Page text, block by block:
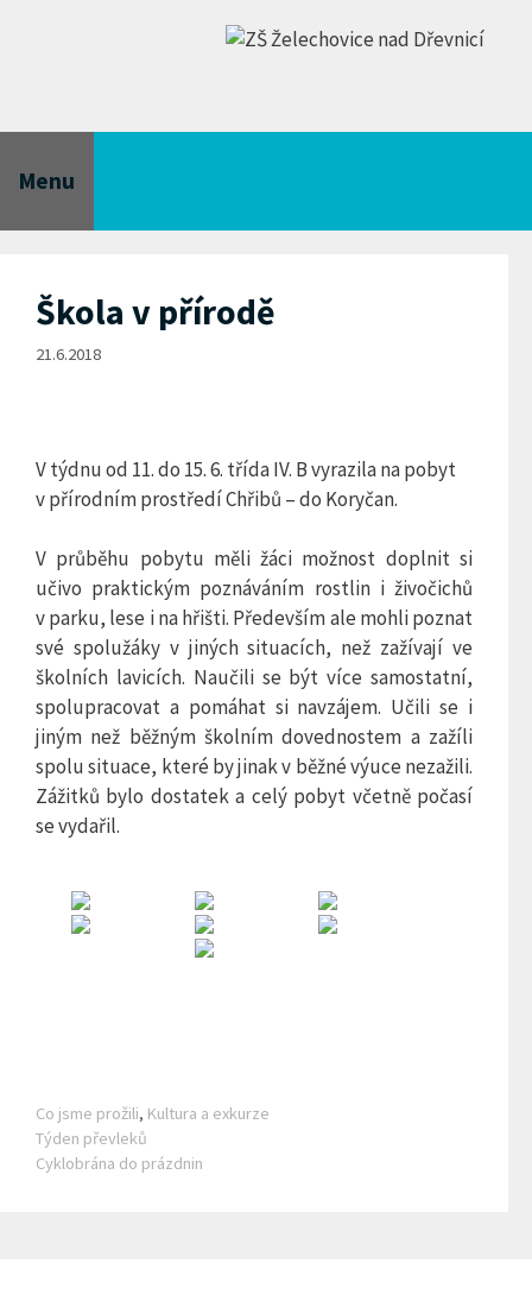
Menu
Škola v přírodě
21.6.2018
V týdnu od 11. do 15. 6. třída IV. B vyrazila na pobyt
v přírodním prostředí Chřibů – do Koryčan.
V průběhu pobytu měli žáci možnost doplnit si
učivo praktickým poznáváním rostlin i živočichů
v parku, lese i na hřišti. Především ale mohli poznat
své spolužáky v jiných situacích, než zažívají ve
školních lavicích. Naučili se být více samostatní,
spolupracovat a pomáhat si navzájem. Učili se i
jiným než běžným školním dovednostem a zažíli
spolu situace, které by jinak v běžné výuce nezažili.
Zážitků bylo dostatek a celý pobyt včetně počasí
se vydařil.
Rubriky
Co jsme prožili, Kultura a exkurze
Týden převleků
Cyklobrána do prázdnin